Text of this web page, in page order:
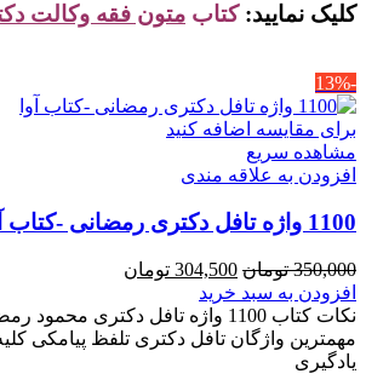
کلیک نمایید: کتاب متون فقه وکالت
-13%
برای مقایسه اضافه کنید
مشاهده سریع
افزودن به علاقه مندی
1100 واژه تافل دکتری رمضانی -کتاب آوا
350,000 تومان قیمت
اصلی
350,000 تومان
بود.
304,500 تومان
304,500 تومان
است.
افزودن به سبد خرید
نکات کتاب 1100 واژه تافل دکتری
مهمترین واژگان تافل دکتری تلفظ پیامکی
یادگیری